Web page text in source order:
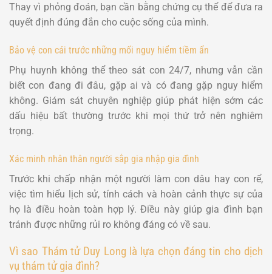
Thay vì phỏng đoán, bạn cần bằng chứng cụ thể để đưa ra
quyết định đúng đắn cho cuộc sống của mình.
Bảo vệ con cái trước những mối nguy hiểm tiềm ẩn
Phụ huynh không thể theo sát con 24/7, nhưng vẫn cần
biết con đang đi đâu, gặp ai và có đang gặp nguy hiểm
không. Giám sát chuyên nghiệp giúp phát hiện sớm các
dấu hiệu bất thường trước khi mọi thứ trở nên nghiêm
trọng.
Xác minh nhân thân người sắp gia nhập gia đình
Trước khi chấp nhận một người làm con dâu hay con rể,
việc tìm hiểu lịch sử, tính cách và hoàn cảnh thực sự của
họ là điều hoàn toàn hợp lý. Điều này giúp gia đình bạn
tránh được những rủi ro không đáng có về sau.
Vì sao Thám tử Duy Long là lựa chọn đáng tin cho dịch
vụ thám tử gia đình?